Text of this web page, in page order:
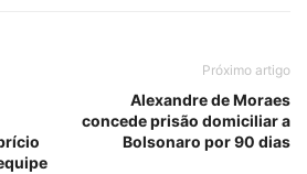
Próximo artigo
Alexandre de Moraes
concede prisão domiciliar a
Bolsonaro por 90 dias